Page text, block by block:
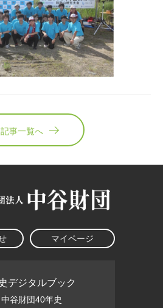
記事一覧へ
マイページ
デジタルブック
中谷財団40年史